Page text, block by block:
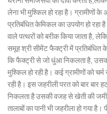
लेना भी मुश्किल हो रहा है। ग्रामीणों
प्रतिबंधित केमिकल का उपयोग हो
वाले पत्थरों को बरीक किया जाता है,
समूह श्री सीमेंट फैक्ट्री में प्रतिबंधित
कि फैक्ट्री से जो धुंआ निकलता है,
मुश्किल हो रही है। कई ग्रामीणों को
रही है। इस जहरीली परत को बार बार
निकलता है उसकी वजह से खेती की
तालाबों का पानी भी जहरीला हो गया